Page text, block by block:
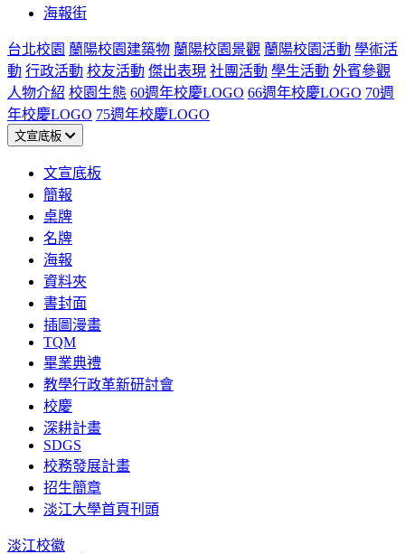
海報街
台北校園 蘭陽校園建築物 蘭陽校園景觀 蘭陽校園活動 學術活
動 行政活動 校友活動 傑出表現 社團活動 學生活動 外賓參觀
人物介紹 校園生態 60週年校慶LOGO 66週年校慶LOGO 70週
年校慶LOGO 75週年校慶LOGO
文宣底板
文宣底板
簡報
桌牌
名牌
海報
資料夾
書封面
插圖漫畫
TQM
畢業典禮
教學行政革新研討會
校慶
深耕計畫
SDGS
校務發展計畫
招生簡章
淡江大學首頁刊頭
淡江校徽